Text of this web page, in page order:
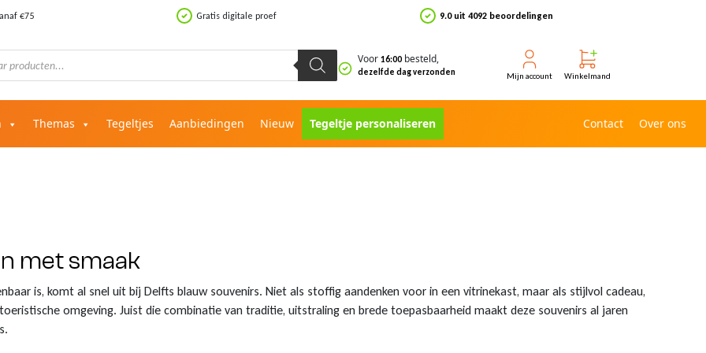
€75 Gratis digitale proef 9.0 uit 4092 beoordelingen
Voor16:00 besteld,
dezelfde dag verzonden Mijn account Winkelmand
Themas Tegeltjes Aanbiedingen Nieuw Over ons
Contact
Tegeltje personaliseren
met smaak
is, komt al snel uit bij Delfts blauw souvenirs. Niet als stoffig aandenken voor in een vitrinekast, maar als stijlvol cadeau,
omgeving. Juist die combinatie van traditie, uitstraling en brede toepasbaarheid maakt deze souvenirs al jaren